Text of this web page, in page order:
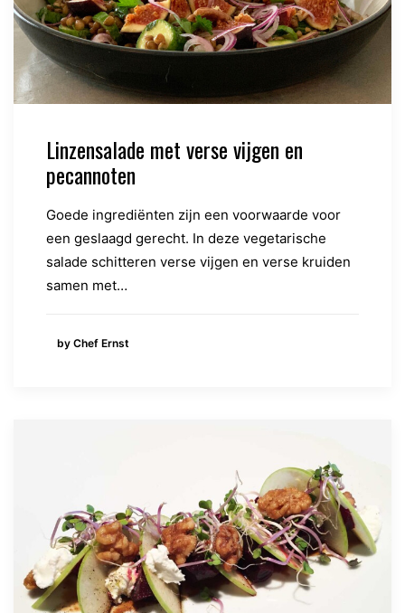
Linzensalade met verse vijgen en
pecannoten
Goede ingrediënten zijn een voorwaarde voor
een geslaagd gerecht. In deze vegetarische
salade schitteren verse vijgen en verse kruiden
samen met…
by Chef Ernst